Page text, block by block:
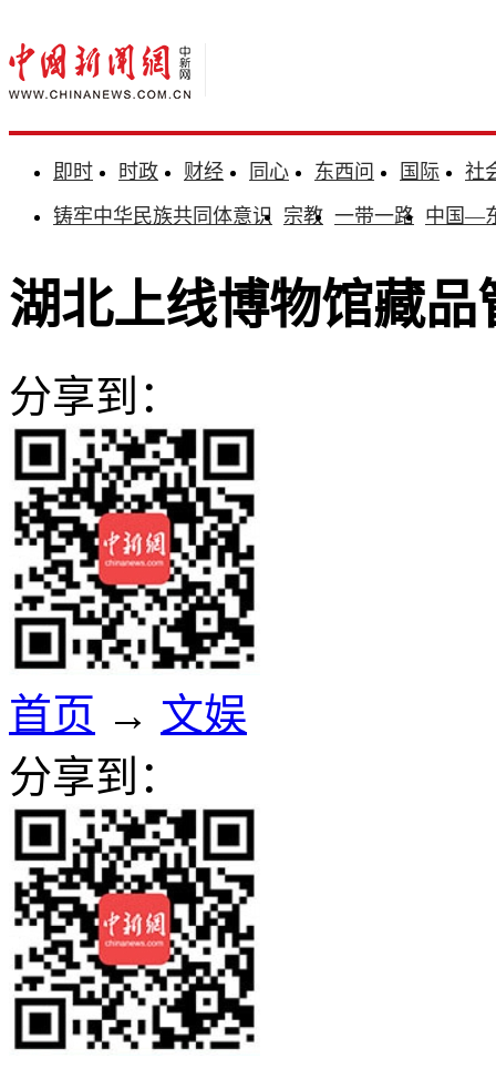
即时 时政 财经 同心 东西问 国际
社
铸牢中华民族共同体意识 宗教 一带一路 中国—
湖北上线博物馆藏
分享到：
首页 → 文娱
分享到：